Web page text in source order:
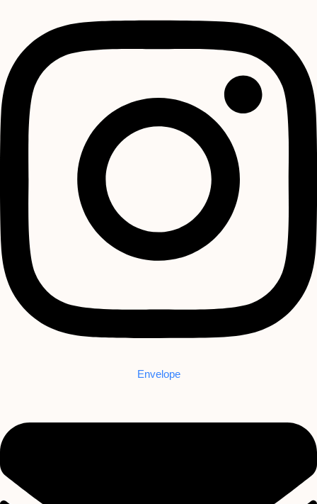
Envelope